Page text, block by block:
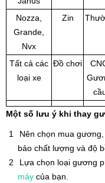
Nozza,
Grande,
Nvx
Zin
Tất cả các
loại xe
Đồ chơi
Một số lưu ý khi thay
Nên chọn mua gương,
bảo chất lượng và độ
Lựa chọn loại gương
máy của bạn.